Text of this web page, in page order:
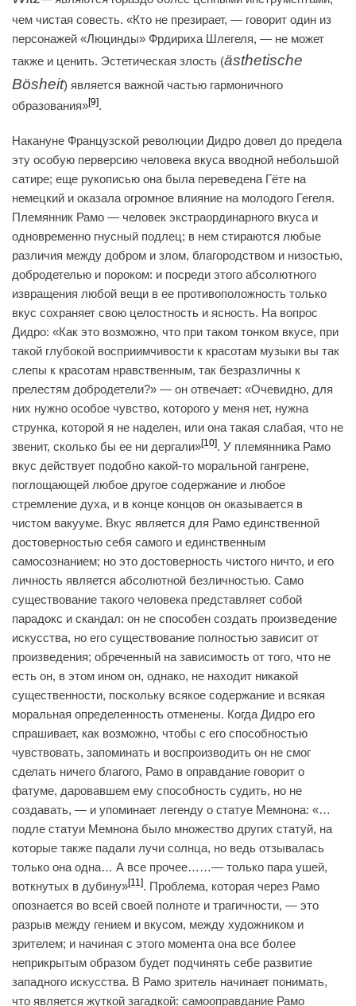
чем чистая совесть. «Кто не презирает, — говорит один из
персонажей «Люцинды» Фрдириха Шлегеля, — не может
также и ценить. Эстетическая злость (ästhetische
Bösheit) является важной частью гармоничного
образования»[9].
Накануне Французской революции Дидро довел до предела
эту особую перверсию человека вкуса вводной небольшой
сатире; еще рукописью она была переведена Гёте на
немецкий и оказала огромное влияние на молодого Гегеля.
Племянник Рамо — человек экстраординарного вкуса и
одновременно гнусный подлец; в нем стираются любые
различия между добром и злом, благородством и низостью,
добродетелью и пороком: и посреди этого абсолютного
извращения любой вещи в ее противоположность только
вкус сохраняет свою целостность и ясность. На вопрос
Дидро: «Как это возможно, что при таком тонком вкусе, при
такой глубокой восприимчивости к красотам музыки вы так
слепы к красотам нравственным, так безразличны к
прелестям добродетели?» — он отвечает: «Очевидно, для
них нужно особое чувство, которого у меня нет, нужна
струнка, которой я не наделен, или она такая слабая, что не
звенит, сколько бы ее ни дергали»[10]. У племянника Рамо
вкус действует подобно какой-то моральной гангрене,
поглощающей любое другое содержание и любое
стремление духа, и в конце концов он оказывается в
чистом вакууме. Вкус является для Рамо единственной
достоверностью себя самого и единственным
самосознанием; но это достоверность чистого ничто, и его
личность является абсолютной безличностью. Само
существование такого человека представляет собой
парадокс и скандал: он не способен создать произведение
искусства, но его существование полностью зависит от
произведения; обреченный на зависимость от того, что не
есть он, в этом ином он, однако, не находит никакой
существенности, поскольку всякое содержание и всякая
моральная определенность отменены. Когда Дидро его
спрашивает, как возможно, чтобы с его способностью
чувствовать, запоминать и воспроизводить он не смог
сделать ничего благого, Рамо в оправдание говорит о
фатуме, даровавшем ему способность судить, но не
создавать, — и упоминает легенду о статуе Мемнона: «…
подле статуи Мемнона было множество других статуй, на
которые также падали лучи солнца, но ведь отзывалась
только она одна… А все прочее……— только пара ушей,
воткнутых в дубину»[11]. Проблема, которая через Рамо
опознается во всей своей полноте и трагичности, — это
разрыв между гением и вкусом, между художником и
зрителем; и начиная с этого момента она все более
неприкрытым образом будет подчинять себе развитие
западного искусства. В Рамо зритель начинает понимать,
что является жуткой загадкой: самооправдание Рамо